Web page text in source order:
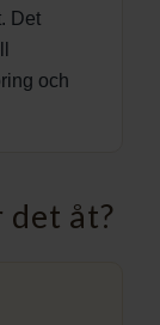
Det
och
det åt?